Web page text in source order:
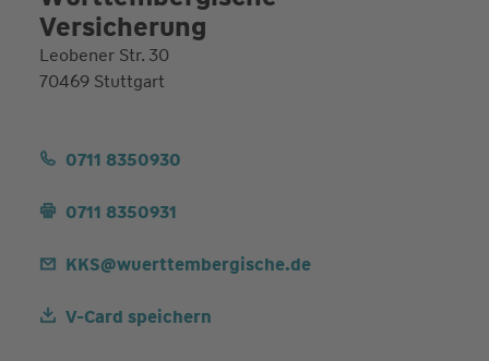
Versicherung
Leobener Str. 30
70469 Stuttgart
0711 8350930
0711 8350931
KKS@wuerttembergische.de
V-Card speichern